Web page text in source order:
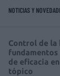
NOTICIAS Y
Control de la
de eficacia
tópico